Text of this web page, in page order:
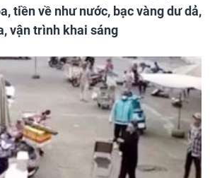
tiền về như nước, bạc vàng dư dả,
vận trình khai sáng